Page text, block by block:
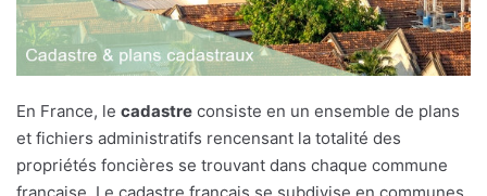
En France, le cadastre consiste en un ensemble de plans
et fichiers administratifs rencensant la totalité des
propriétés foncières se trouvant dans chaque commune